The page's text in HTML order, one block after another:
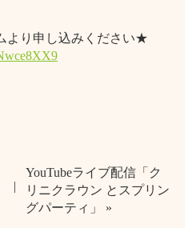
より申し込みください★
YouTubeライブ配信「ク
リニクラウン とスプリン
グパーティ」 »